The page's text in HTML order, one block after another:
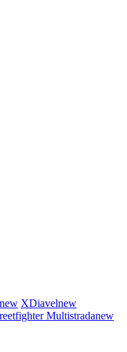
new XDiavelnew
Multistradanew